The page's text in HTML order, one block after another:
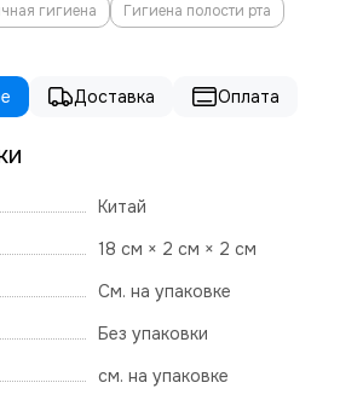
гигиена Гигиена полости рта
Доставка Оплата
Китай
18 см × 2 см × 2 см
См. на упаковке
Без упаковки
см. на упаковке